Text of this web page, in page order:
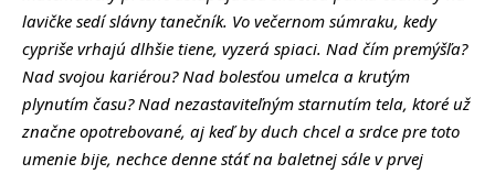
lavičke sedí slávny tanečník. Vo večernom súmraku, kedy
cypriše vrhajú dlhšie tiene, vyzerá spiaci. Nad čím premýšľa?
Nad svojou kariérou? Nad bolesťou umelca a krutým
plynutím času? Nad nezastaviteľným starnutím tela, ktoré už
značne opotrebované, aj keď by duch chcel a srdce pre toto
umenie bije, nechce denne stáť na baletnej sále v prvej